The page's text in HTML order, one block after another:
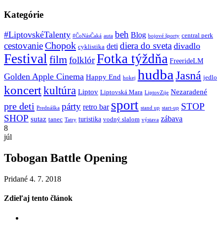
Kategórie
#LiptovskéTalenty #ČoNásČaká auta beh Blog bojové športy central perk
cestovanieChopok cyklistika deti diera do sveta divadlo
Festival filmfolklórFotka týždňa FreerideLM
Golden Apple Cinema Happy End hokej hudba Jasná jedlo
koncertkultúra Liptov Liptovská Mara LiptovZije Nezaradené
pre deti Prednáška párty retro bar sport stand up start-up STOP
SHOP sutaz tanec Tatry turistika vodný slalom výstava zábava
8
júl
Tobogan Battle Opening
Pridané 4. 7. 2018
Zdieľaj tento článok